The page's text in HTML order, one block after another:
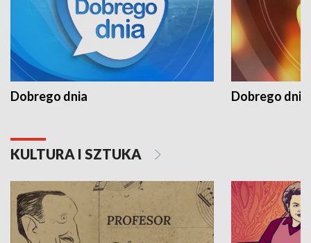
Dobrego dnia Dobrego dnia
KULTURA I SZTUKA